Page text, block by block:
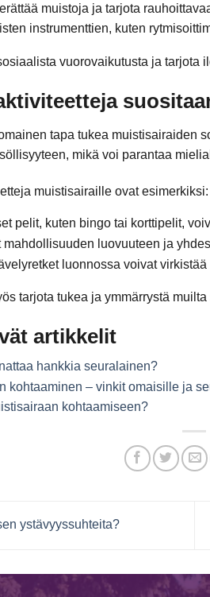
muistoja ja tarjota
instrumenttien, kuten
vuorovaikutusta ja tarjota
tapa tukea muistisairaiden
mikä voi parantaa
muistisairaille ovat esimerkiksi:
pelit, kuten bingo tai korttipelit,
mahdollisuuden luovuuteen ja
luonnossa voivat
tarjota tukea ja ymmärrystä
artikkelit
hankkia seuralainen?
kohtaaminen – vinkit omaisille ja
kohtaamiseen?
ystävyyssuhteita?